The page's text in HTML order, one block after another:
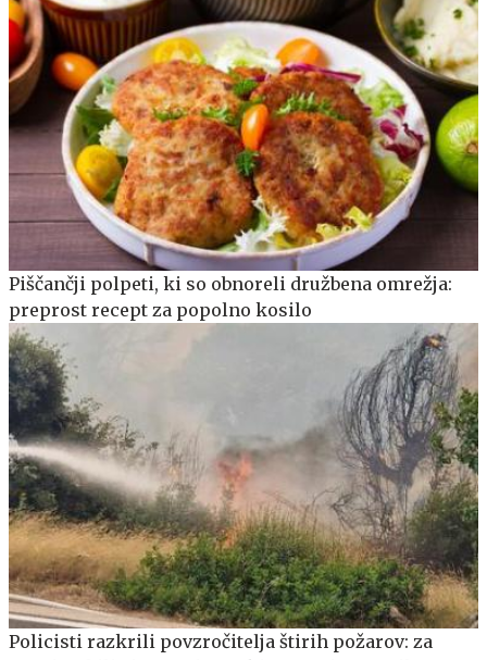
Piščančji polpeti, ki so obnoreli družbena omrežja:
preprost recept za popolno kosilo
Policisti razkrili povzročitelja štirih požarov: za